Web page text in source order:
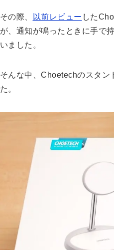
その際、 以前レビュー した
が、通知が鳴ったときに手で
いました。
そんな中、Choetechのスタン
た。